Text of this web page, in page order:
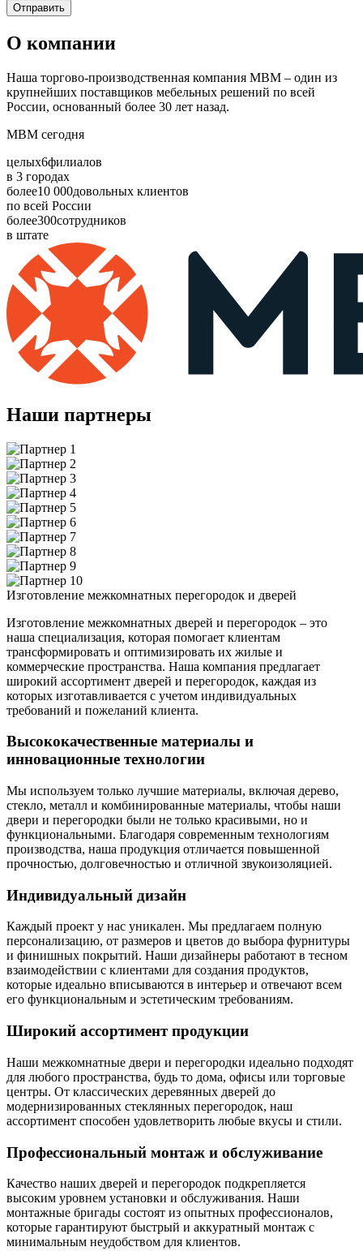
Отправить
О компании
Наша торгово-производственная компания МВМ – один из
крупнейших поставщиков мебельных решений по всей
России, основанный более 30 лет назад.
МВМ сегодня
целых6филиалов
в 3 городах
более10 000довольных клиентов
по всей России
более300сотрудников
в штате
Наши партнеры
Изготовление межкомнатных перегородок и дверей
Изготовление межкомнатных дверей и перегородок – это
наша специализация, которая помогает клиентам
трансформировать и оптимизировать их жилые и
коммерческие пространства. Наша компания предлагает
широкий ассортимент дверей и перегородок, каждая из
которых изготавливается с учетом индивидуальных
требований и пожеланий клиента.
Высококачественные материалы и
инновационные технологии
Мы используем только лучшие материалы, включая дерево,
стекло, металл и комбинированные материалы, чтобы наши
двери и перегородки были не только красивыми, но и
функциональными. Благодаря современным технологиям
производства, наша продукция отличается повышенной
прочностью, долговечностью и отличной звукоизоляцией.
Индивидуальный дизайн
Каждый проект у нас уникален. Мы предлагаем полную
персонализацию, от размеров и цветов до выбора фурнитуры
и финишных покрытий. Наши дизайнеры работают в тесном
взаимодействии с клиентами для создания продуктов,
которые идеально вписываются в интерьер и отвечают всем
его функциональным и эстетическим требованиям.
Широкий ассортимент продукции
Наши межкомнатные двери и перегородки идеально подходят
для любого пространства, будь то дома, офисы или торговые
центры. От классических деревянных дверей до
модернизированных стеклянных перегородок, наш
ассортимент способен удовлетворить любые вкусы и стили.
Профессиональный монтаж и обслуживание
Качество наших дверей и перегородок подкрепляется
высоким уровнем установки и обслуживания. Наши
монтажные бригады состоят из опытных профессионалов,
которые гарантируют быстрый и аккуратный монтаж с
минимальным неудобством для клиентов.